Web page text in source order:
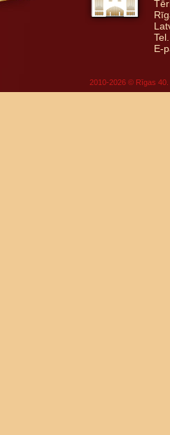
E-
2010-2026 © Rīgas